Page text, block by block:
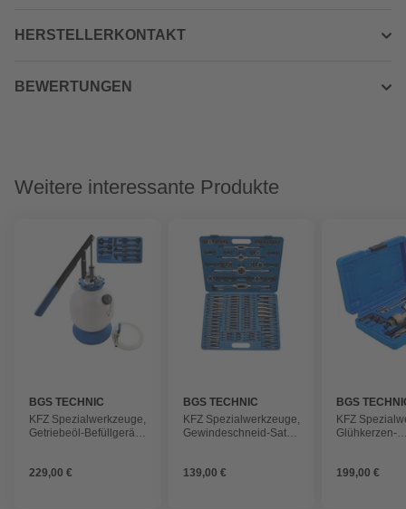
HERSTELLERKONTAKT
BEWERTUNGEN
Weitere interessante Produkte
BGS TECHNIC
KFZ Spezialwerkzeuge,
Getriebeöl-Befüllgerät
229,00 €
BGS TECHNIC
KFZ Spezialwerkzeuge,
Gewindeschneid-Satz
139,00 €
BGS
KFZ
Glühkerzen-
199,00 €